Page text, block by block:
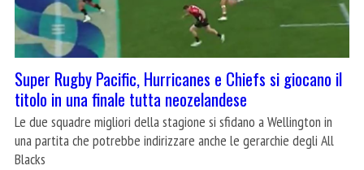
Super Rugby Pacific, Hurricanes e Chiefs si giocano il
titolo in una finale tutta neozelandese
Le due squadre migliori della stagione si sfidano a Wellington in
una partita che potrebbe indirizzare anche le gerarchie degli All
Blacks